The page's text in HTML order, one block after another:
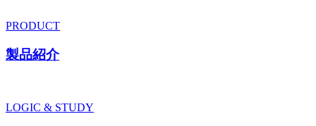
PRODUCT
製品紹介
LOGIC & STUDY